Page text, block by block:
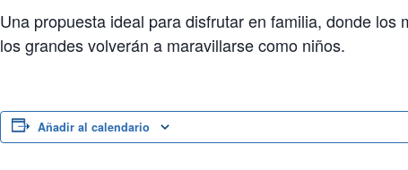
Una propuesta ideal para disfrutar en familia, donde los
los grandes volverán a maravillarse como niños.
Añadir al calendario